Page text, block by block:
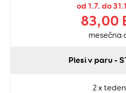
od 1.7. do
83,00
mesečna
Plesi v paru -
2 x